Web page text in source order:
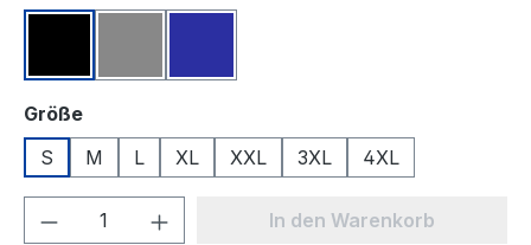
Größeauswählen
S
M L XL XXL 3XL 4XL
Produkt Anzahl: Gib denIn den Warenkorb